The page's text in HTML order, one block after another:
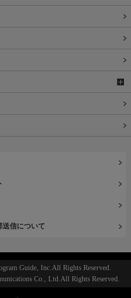
送信について
Guide, Inc.All Rights Reserved.
Co., Ltd.All Rights Reserved.